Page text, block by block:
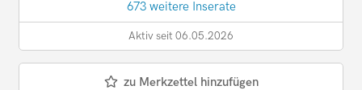
673 weitere Inserate
Aktiv seit 06.05.2026
zu Merkzettel hinzufügen